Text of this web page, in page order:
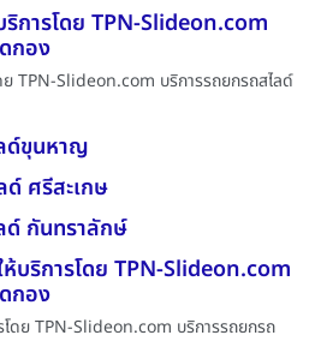
การโดย TPN-Slideon.com
กอง
ย TPN-Slideon.com บริการรถยกรถสไลด์
ด์ขุนหาญ
ด์ ศรีสะเกษ
ด์ กันทราลักษ์
บริการโดย TPN-Slideon.com
กอง
โดย TPN-Slideon.com บริการรถยกรถ